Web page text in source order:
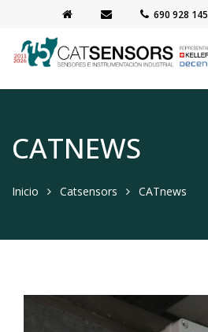
‭690 928 145‬
CATNEWS
Inicio Catsensors CATnews